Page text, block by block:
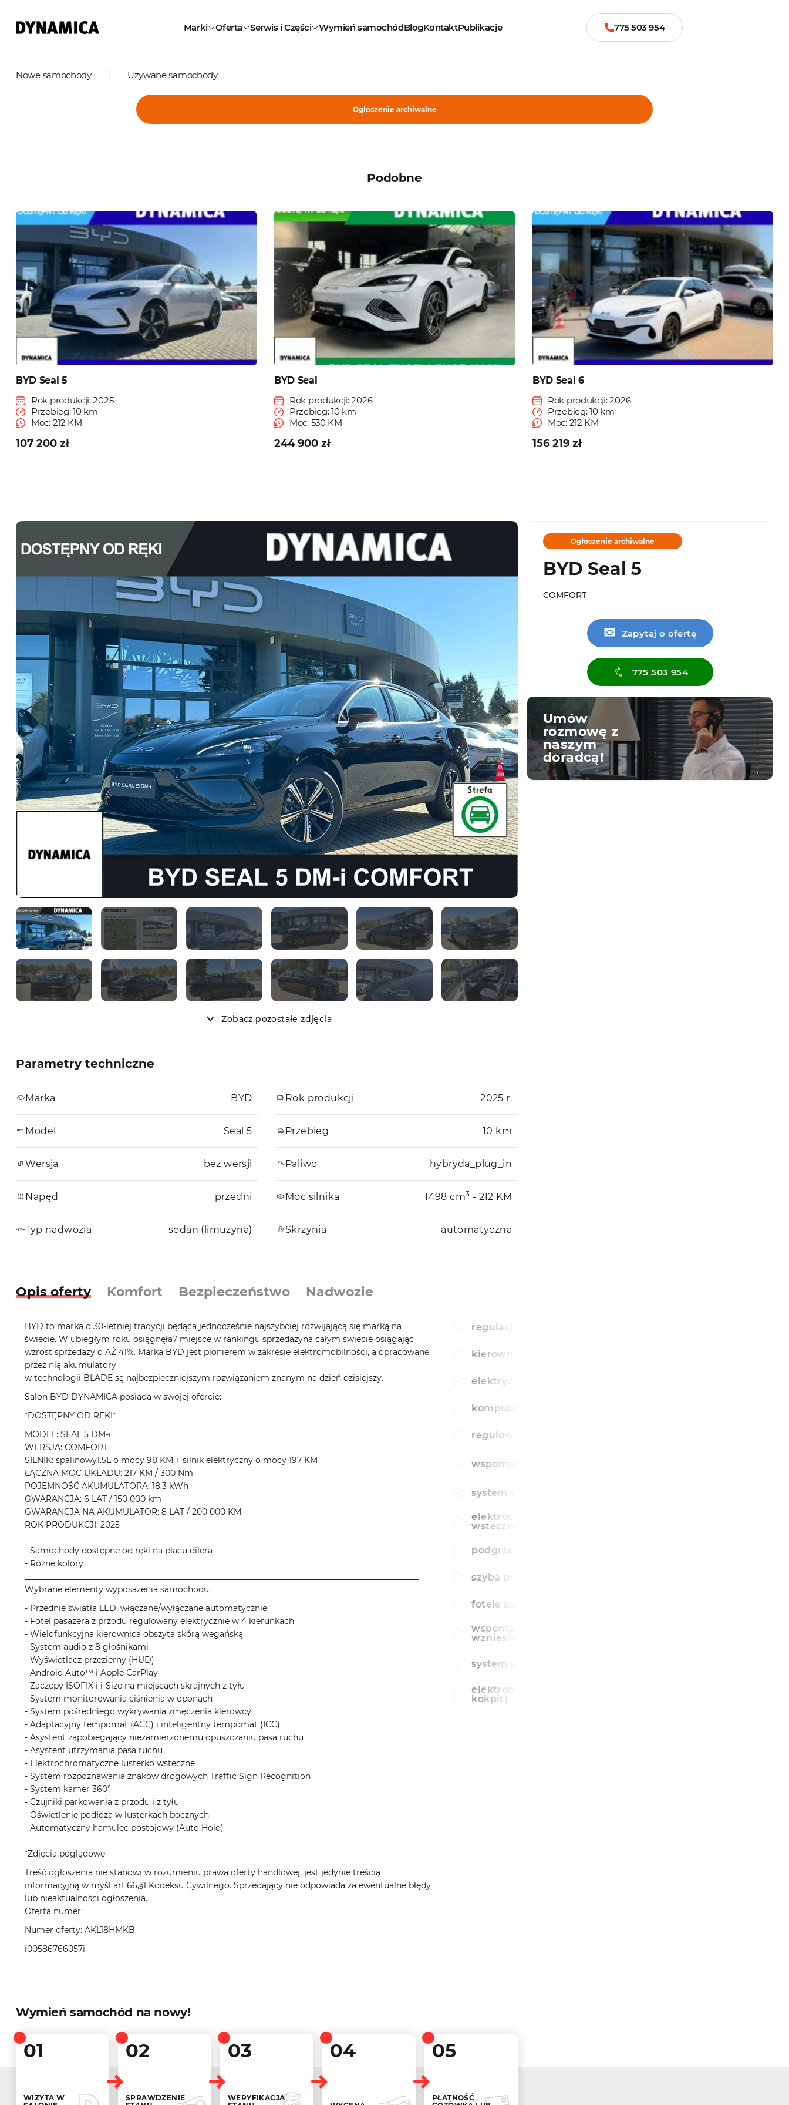
Marki Oferta Serwis i Części Wymień samochódBlogKontaktPublikacje 775 503 954
Nowe samochody Używane samochody
Ogłoszenie archiwalne
Podobne
BYD Seal 5
Rok produkcji: 2025
Przebieg: 10 km
Moc: 212 KM
107 200 zł
BYD Seal
Rok produkcji: 2026
Przebieg: 10 km
Moc: 530 KM
244 900 zł
BYD Seal 6
Rok produkcji: 2026
Przebieg: 10 km
Moc: 212 KM
156 219 zł
Zobacz pozostałe zdjęcia
Parametry techniczne
Marka BYD
Model Seal 5
Wersja bez wersji
Napęd przedni
Typ nadwozia sedan (limuzyna)
Rok produkcji 2025 r.
Przebieg 10 km
Paliwo hybryda_plug_in
Moc silnika 1498 cm3 - 212 KM
Skrzynia automatyczna
Opis oferty Komfort Bezpieczeństwo Nadwozie
BYD to marka o 30-letniej tradycji będąca jednocześnie najszybciej rozwijającą się marką na
świecie. W ubiegłym roku osiągnęła7 miejsce w rankingu sprzedażyna całym świecie osiągając
wzrost sprzedaży o AŻ 41%. Marka BYD jest pionierem w zakresie elektromobilności, a opracowane
przez nią akumulatory
w technologii BLADE są najbezpieczniejszym rozwiązaniem znanym na dzień dzisiejszy.
Salon BYD DYNAMICA posiada w swojej ofercie:
*DOSTĘPNY OD RĘKI*
MODEL: SEAL 5 DM-i
WERSJA: COMFORT
SILNIK: spalinowy1.5L o mocy 98 KM + silnik elektryczny o mocy 197 KM
ŁĄCZNA MOC UKŁADU: 217 KM / 300 Nm
POJEMNOŚĆ AKUMULATORA: 18.3 kWh
GWARANCJA: 6 LAT / 150 000 km
GWARANCJA NA AKUMULATOR: 8 LAT / 200 000 KM
ROK PRODUKCJI: 2025
- Samochody dostępne od ręki na placu dilera
- Różne kolory
Wybrane elementy wyposażenia samochodu:
- Przednie światła LED, włączane/wyłączane automatycznie
- Fotel pasażera z przodu regulowany elektrycznie w 4 kierunkach
- Wielofunkcyjna kierownica obszyta skórą wegańską
- System audio z 8 głośnikami
- Wyświetlacz przezierny (HUD)
- Android Auto™ i Apple CarPlay
- Zaczepy ISOFIX i i-Size na miejscach skrajnych z tyłu
- System monitorowania ciśnienia w oponach
- System pośredniego wykrywania zmęczenia kierowcy
- Adaptacyjny tempomat (ACC) i inteligentny tempomat (ICC)
- Asystent zapobiegający niezamierzonemu opuszczaniu pasa ruchu
- Asystent utrzymania pasa ruchu
- Elektrochromatyczne lusterko wsteczne
- System rozpoznawania znaków drogowych Traffic Sign Recognition
- System kamer 360°
- Czujniki parkowania z przodu i z tyłu
- Oświetlenie podłoża w lusterkach bocznych
- Automatyczny hamulec postojowy (Auto Hold)
*Zdjęcia poglądowe
Treść ogłoszenia nie stanowi w rozumieniu prawa oferty handlowej, jest jedynie treścią
informacyjną w myśl art.66,§1 Kodeksu Cywilnego. Sprzedający nie odpowiada za ewentualne błędy
lub nieaktualności ogłoszenia.
Oferta numer:
Numer oferty: AKL18HMKB
i00586766057i
regulacja wysokosci fotela
kierownica wielofunkcyjna
elektryczne szyby tylne
komputer pokladowy
regulowana kierownica
wspomaganie kierownicy
system start-stop
elektrochromatyczne lusterko
wsteczne
podgrzewane lusterka boczne
szyba przednia atermiczna
fotele sportowe
wspomaganie ruszania na
wzniesieniu
system sterowania glosem
elektroniczne zegary (wirtualny
kokpit)
Ogłoszenie archiwalne
BYD Seal 5
COMFORT
✉ Zapytaj o ofertę
775 503 954
Umów
rozmowę z
naszym
doradcą!
Wymień samochód na nowy!
01
WIZYTA W
02
SPRAWDZENIE
03
WERYFIKACJA
04 05
PŁATNOŚĆ